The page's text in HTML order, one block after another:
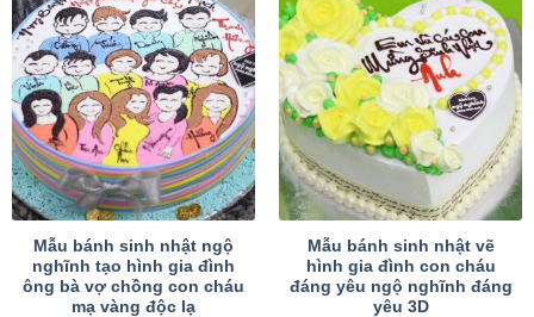
Mẫu bánh sinh nhật ngộ
nghĩnh tạo hình gia đình
ông bà vợ chồng con cháu
mạ vàng độc lạ
Mẫu bánh sinh nhật vẽ
hình gia đình con cháu
đáng yêu ngộ nghĩnh đáng
yêu 3D